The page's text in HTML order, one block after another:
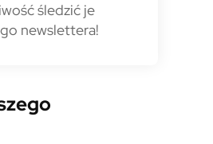
śledzić je
newslettera!